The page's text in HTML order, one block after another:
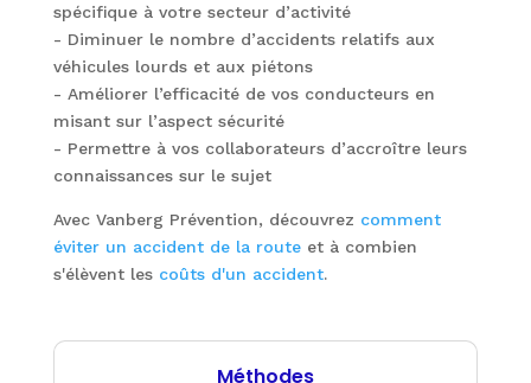
spécifique à votre secteur d’activité
- Diminuer le nombre d’accidents relatifs aux
véhicules lourds et aux piétons
- Améliorer l’efficacité de vos conducteurs en
misant sur l’aspect sécurité
- Permettre à vos collaborateurs d’accroître leurs
connaissances sur le sujet
Avec Vanberg Prévention, découvrez comment
éviter un accident de la routeet à combien
s'élèvent les coûts d'un accident.
Méthodes